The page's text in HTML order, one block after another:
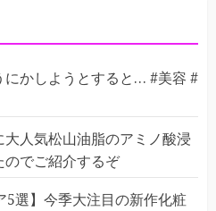
にかしようとすると… #美容 #
大人気松山油脂のアミノ酸浸
でご紹介するぞ
5選】今季大注目の新作化粧